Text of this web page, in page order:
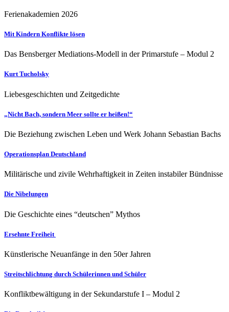
Ferienakademien 2026
Mit Kindern Konflikte lösen
Das Bensberger Mediations-Modell in der Primarstufe – Modul 2
Kurt Tucholsky
Liebesgeschichten und Zeitgedichte
„Nicht Bach, sondern Meer sollte er heißen!“
Die Beziehung zwischen Leben und Werk Johann Sebastian Bachs
Operationsplan Deutschland
Militärische und zivile Wehrhaftigkeit in Zeiten instabiler Bündnisse
Die Nibelungen
Die Geschichte eines “deutschen” Mythos
Ersehnte Freiheit
Künstlerische Neuanfänge in den 50er Jahren
Streitschlichtung durch Schülerinnen und Schüler
Konfliktbewältigung in der Sekundarstufe I – Modul 2